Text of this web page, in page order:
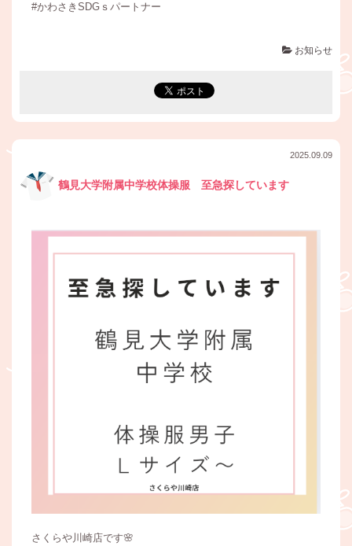
#かわさきSDGｓパートナー
お知らせ
2025.09.09
鶴見大学附属中学校体操服 至急探しています
さくらや川崎店です🌸